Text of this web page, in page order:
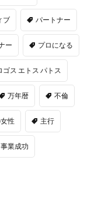
ブ パートナー
ー プロになる
ゴス エトス パトス
万年暦 不倫
性 主行
事業成功